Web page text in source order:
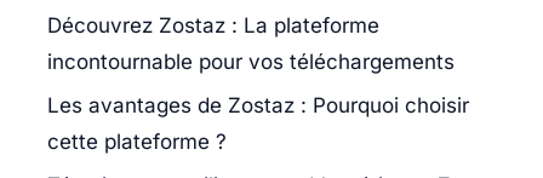
Découvrez Zostaz : La plateforme
incontournable pour vos téléchargements
Les avantages de Zostaz : Pourquoi choisir
cette plateforme ?